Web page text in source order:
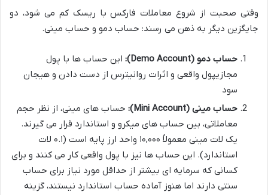
وقتی صحبت از شروع معاملات فارکس با ریسک کم می شود، دو
جایگزین دیگر به ذهن می رسند: حساب دمو و حساب مینی.
حساب دمو (Demo Account): این حساب ها با پول
مجازیپول واقعی و اثرات روانیترس از دست دادن و هیجان
سود
حساب مینی (Mini Account):
حساب های مینی، از نظر حجم
معاملاتی، بین حساب های میکرو و استاندارد قرار می گیرند.
یک لات مینی معمولاً ۱۰,۰۰۰ واحد ارز پایه است (۰.۱ لات
استاندارد). این حساب ها نیز با پول واقعی کار می کنند و برای
کسانی که سرمایه ای بیشتر از حداقل مورد نیاز برای حساب
سنتی دارند اما هنوز آماده حساب استاندارد نیستند، گزینه